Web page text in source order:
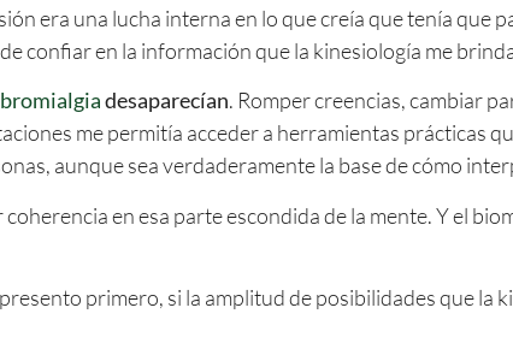
era una lucha interna en lo que creía que tenía que
confiar en la información que la kinesiología me
desaparecían. Romper creencias, cambiar
me permitía acceder a herramientas prácticas
aunque sea verdaderamente la base de cómo
en esa parte escondida de la mente. Y el
primero, si la amplitud de posibilidades que la